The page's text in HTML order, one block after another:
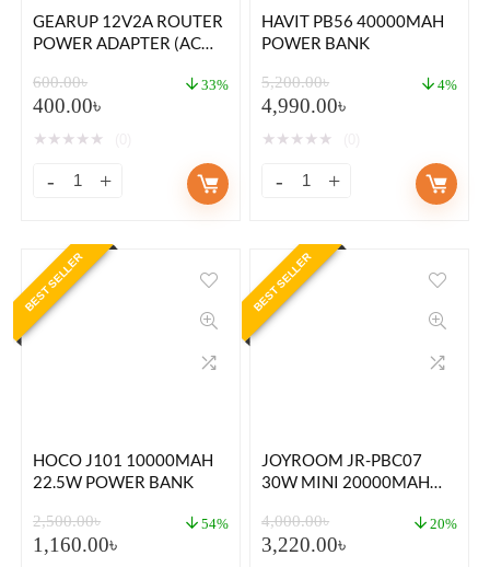
GEARUP 12V2A ROUTER
POWER ADAPTER (AC
600.00৳
400.00৳
33%
★ ★ ★ ★ ★
HAVIT PB56 40000MAH
POWER BANK
5,200.00৳
4,990.00৳
4%
★ ★ ★ ★ ★
BEST SELLER
HOCO J101 10000MAH
22.5W POWER BANK
2,500.00৳
1,160.00৳
54%
BEST SELLER
JOYROOM JR-PBC07
30W MINI 20000MAH
DUAL CABLES
4,000.00৳
3,220.00৳
20%